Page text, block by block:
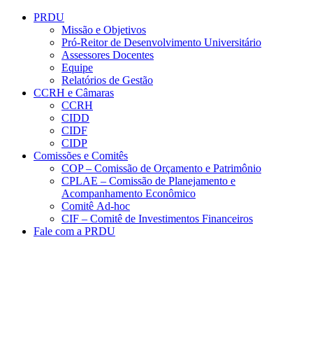
Conteúdo principal
PRDU
Missão e Objetivos
Pró-Reitor de Desenvolvimento Universitário
Assessores Docentes
Equipe
Relatórios de Gestão
CCRH e Câmaras
CCRH
CIDD
CIDF
CIDP
Comissões e Comitês
COP – Comissão de Orçamento e Patrimônio
CPLAE – Comissão de Planejamento e
Acompanhamento Econômico
Comitê Ad-hoc
CIF – Comitê de Investimentos Financeiros
Fale com a PRDU